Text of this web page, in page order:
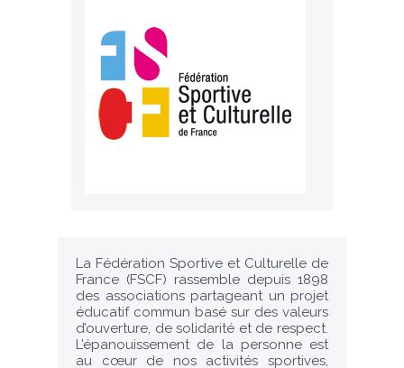
La Fédération Sportive et Culturelle de
France (FSCF) rassemble depuis 1898
des associations partageant un projet
éducatif commun basé sur des valeurs
d’ouverture, de solidarité et de respect.
L’épanouissement de la personne est
au cœur de nos activités sportives,